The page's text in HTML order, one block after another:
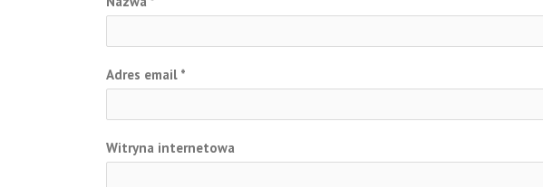
Adres email *
Witryna internetowa